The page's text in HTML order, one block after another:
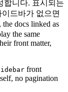
합니다. 표시되는
드바가 없으면
docs linked as
the same
front matter,
front
no pagination